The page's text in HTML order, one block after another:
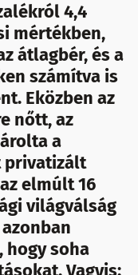
4,4
mértékben,
átlagbér, és a
számítva is
Eközben az
nőtt, az
a
privatizált
elmúlt 16
világválság
hogy soha
Vagyis: